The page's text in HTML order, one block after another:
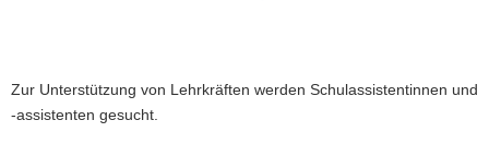
i
o
Zur Unterstützung von Lehrkräften werden Schulassistentinnen und
-assistenten gesucht.